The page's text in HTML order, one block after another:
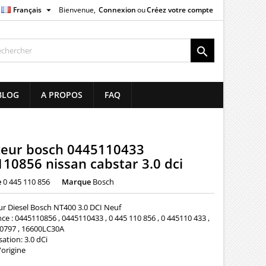
Bienvenue, ConnexionouCréez votre compte
Français 

A PROPOS FAQ
bosch 0445110433
nissan cabstar 3.0 dci
0 445 110 856 Marque Bosch
Diesel Bosch NT400 3.0 DCI Neuf
: 0445110856 , 0445110433 , 0 445 110 856 , 0 445110 433 ,
, 16600LC30A
3.0 dCi
×
list
×
×